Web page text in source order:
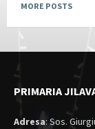
MORE POSTS
PRIMARIA
Adresa: Sos.